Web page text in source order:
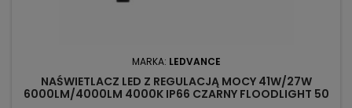
MARKA: LEDVANCE
NAŚWIETLACZ LED Z REGULACJĄ MOCY 41W/27W
6000LM/4000LM 4000K IP66 CZARNY FLOODLIGHT 50